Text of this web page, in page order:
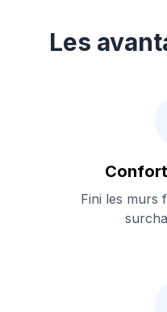
Les
Fini les murs